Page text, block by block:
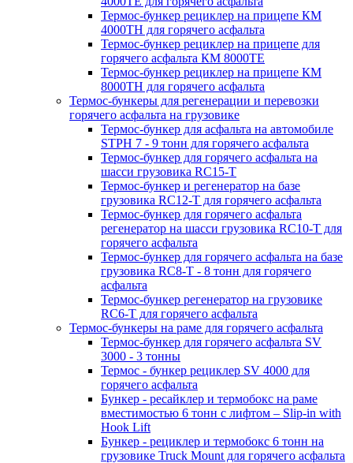
Термос-бункер рециклер на прицепе КМ
4000ТН для горячего асфальта
Термос-бункер рециклер на прицепе для
горячего асфальта КМ 8000ТЕ
Термос-бункер рециклер на прицепе КМ
8000ТH для горячего асфальта
Термос-бункеры для регенерации и перевозки
горячего асфальта на грузовике
Термос-бункер для асфальта на автомобиле
STPH 7 - 9 тонн для горячего асфальта
Термос-бункер для горячего асфальта на
шасси грузовика RC15-T
Термос-бункер и регенератор на базе
грузовика RC12-T для горячего асфальта
Термос-бункер для горячего асфальта
регенератор на шасси грузовика RC10-T для
горячего асфальта
Термос-бункер для горячего асфальта на базе
грузовика RC8-T - 8 тонн для горячего
асфальта
Термос-бункер регенератор на грузовикe
RC6-T для горячего асфальта
Термос-бункеры на раме для горячего асфальта
Термос-бункер для горячего асфальта SV
3000 - 3 тонны
Термос - бункер рециклер SV 4000 для
горячего асфальта
Бункер - ресайклер и термобокс на раме
вместимостью 6 тонн с лифтом – Slip-in with
Hook Lift
Бункер - рециклер и термобокс 6 тонн на
грузовике Truck Mount для горячего асфальта